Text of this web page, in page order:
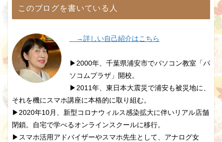
このブログを書いている人
→詳しい自己紹介はこちら
▶2000年、千葉県浦安市でパソコン教室「パ
ソコムプラザ」開校。
▶2011年、東日本大震災で浦安も被災地に、
それを機にスマホ講座に本格的に取り組む。
▶2020年10月、新型コロナウィルス感染拡大に伴いリアル店舗
閉鎖。自宅で学べるオンラインスクールに移行。
▶スマホ活用アドバイザーやスマホ先生として、アナログ女